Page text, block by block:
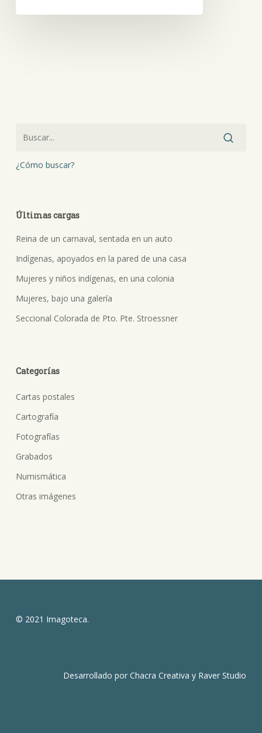
¿Cómo buscar?
Últimas cargas
Reina de un carnaval, sentada en un auto
Indígenas, apoyados en la pared de una casa
Mujeres y niños indígenas, en una colonia
Mujeres, bajo una galería
Seccional Colorada de Pto. Pte. Stroessner
Categorías
Cartas postales
Cartografía
Fotografías
Grabados
Numismática
Otras imágenes
© 2021 Imagoteca.
Desarrollado porChacra Creativa y Raver Studio